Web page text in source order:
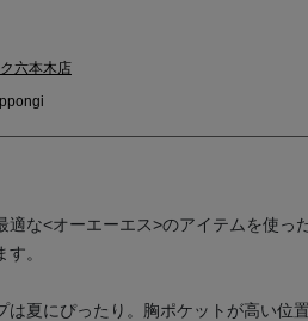
六本木店
な<オーエーエス>のアイテムを使っ
。
夏にぴったり。胸ポケットが高い位